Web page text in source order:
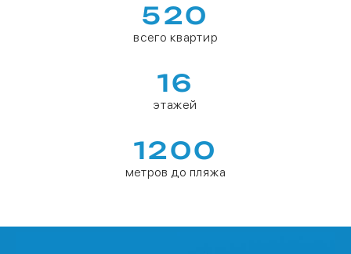
520
всего квартир
16
этажей
1200
метров до пляжа